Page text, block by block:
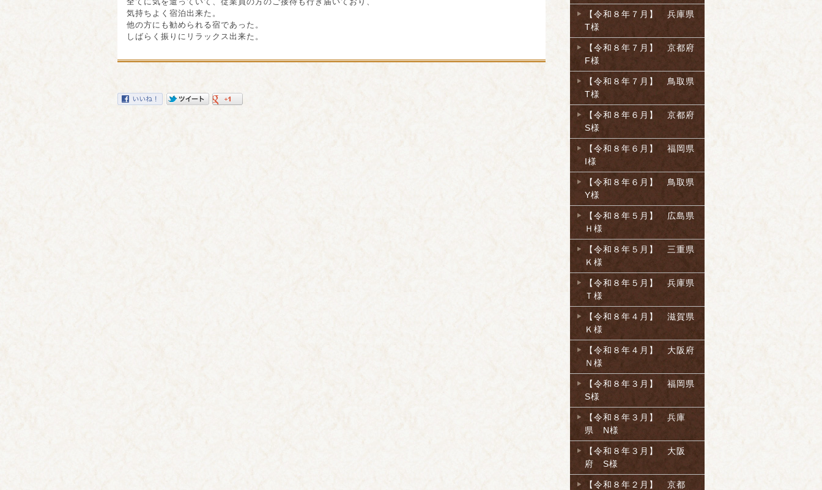
気持ちよく宿泊出来た。
他の方にも勧められる宿であった。
しばらく振りにリラックス出来た。
【令和８年７月】 兵庫県
T様
【令和８年７月】 京都府
F様
【令和８年７月】 鳥取県
T様
【令和８年６月】 京都府
S様
【令和８年６月】 福岡県
I様
【令和８年６月】 鳥取県
Y様
【令和８年５月】 広島県
Ｈ様
【令和８年５月】 三重県
Ｋ様
【令和８年５月】 兵庫県
Ｔ様
【令和８年４月】 滋賀県
Ｋ様
【令和８年４月】 大阪府
Ｎ様
【令和８年３月】 福岡県
S様
【令和８年３月】 兵庫
県 N様
【令和８年３月】 大阪
府 S様
【令和８年２月】 京都